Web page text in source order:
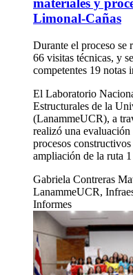
materiales y
Limonal-Cañas
Durante el proceso se
66 visitas técnicas, y
competentes 19
El Laboratorio
Estructurales de la
(LanammeUCR), a
realizó una
procesos
ampliación de la ruta
Gabriela Contreras
LanammeUCR,
Informes